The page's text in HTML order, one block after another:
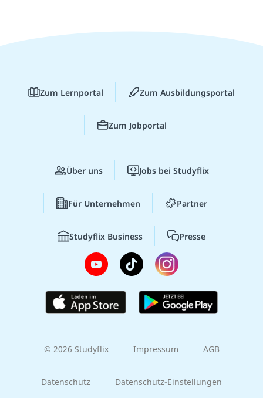
Zum Lernportal Zum Ausbildungsportal
Zum Jobportal
Über uns Jobs bei Studyflix
Für Unternehmen Partner
Studyflix Business Presse
© 2026 Studyflix Impressum AGB
Datenschutz Datenschutz-Einstellungen